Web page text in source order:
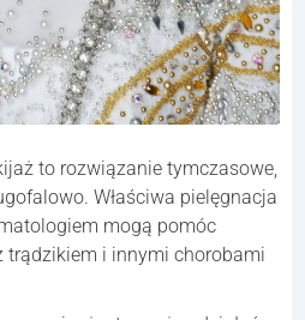
to rozwiązanie tymczasowe,
Właściwa pielęgnacja
mogą pomóc
trądzikiem i innymi chorobami